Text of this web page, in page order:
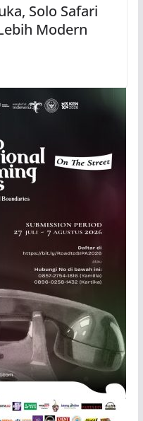
Solo Safari
Modern